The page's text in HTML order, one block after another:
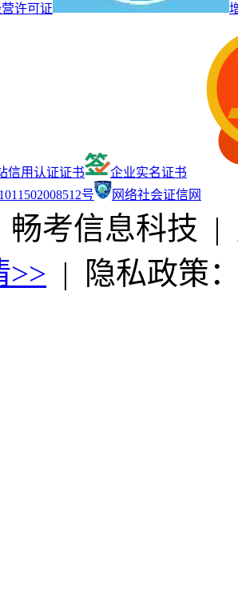
许可证
信用认证证书
企业实名证书
号 网络社会证信网
畅考信息科技 |
>> | 隐私政策